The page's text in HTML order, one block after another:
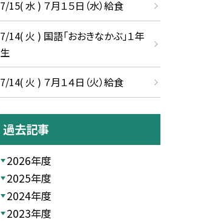
7/15( 水 ) ７月１５日（水）給食
7/14( 火 ) 国語「おおきなかぶ」１年
生
7/14( 火 ) ７月１４日（火）給食
過去記事
2026年度
2025年度
2024年度
2023年度